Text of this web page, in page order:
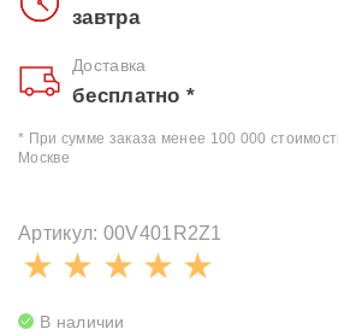
завтра
Доставка
бесплатно *
* При сумме заказа менее 100 000
Москве
Артикул: 00V401R2Z1
В наличии